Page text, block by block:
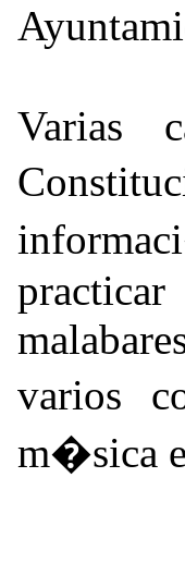
Varias
varios
m�sica